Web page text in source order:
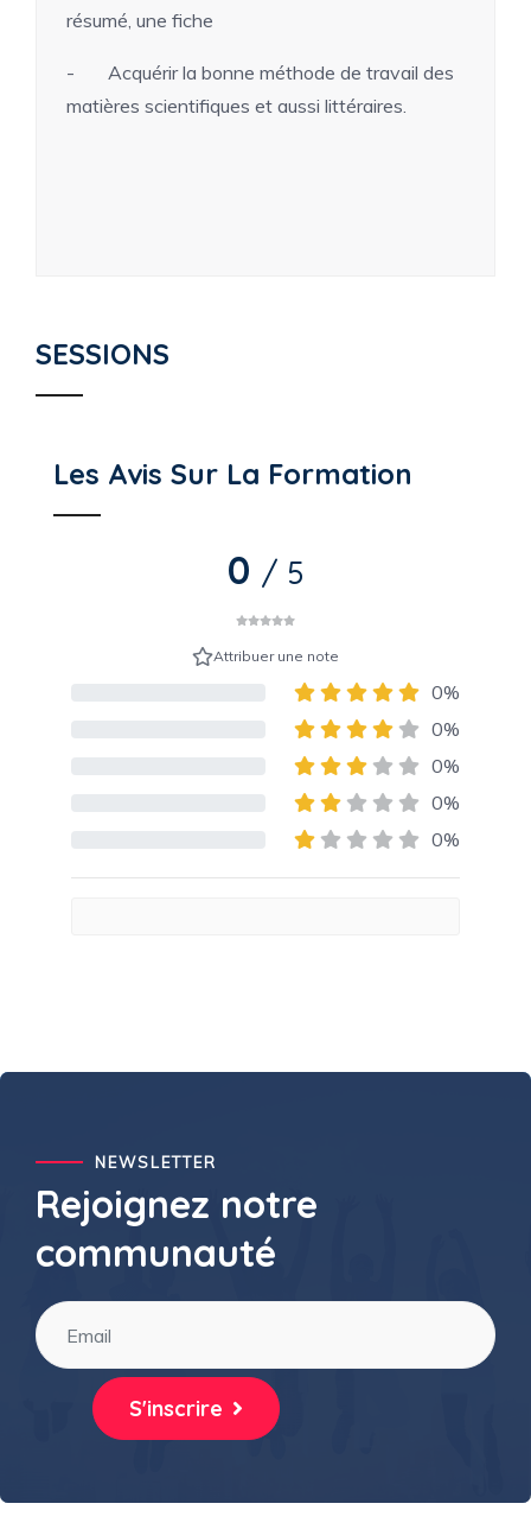
résumé, une fiche
- Acquérir la bonne méthode de travail des
matières scientifiques et aussi littéraires.
SESSIONS
Les Avis Sur La Formation
0 / 5
Attribuer une note
0%
0%
0%
0%
0%
NEWSLETTER
Rejoignez notre
communauté
S'inscrire